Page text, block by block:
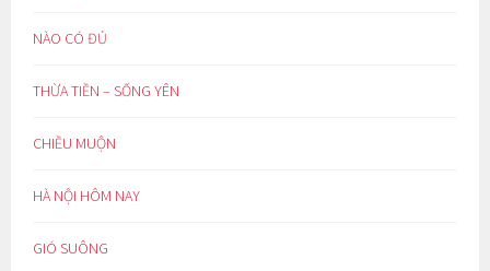
NÀO CÓ ĐỦ
THỪA TIỀN – SỐNG YÊN
CHIỀU MUỘN
HÀ NỘI HÔM NAY
GIÓ SUÔNG